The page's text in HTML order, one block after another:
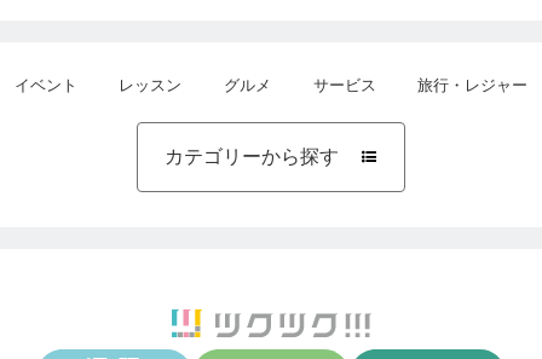
イベント レッスン グルメ サービス 旅行・レジャー
カテゴリーから探す 